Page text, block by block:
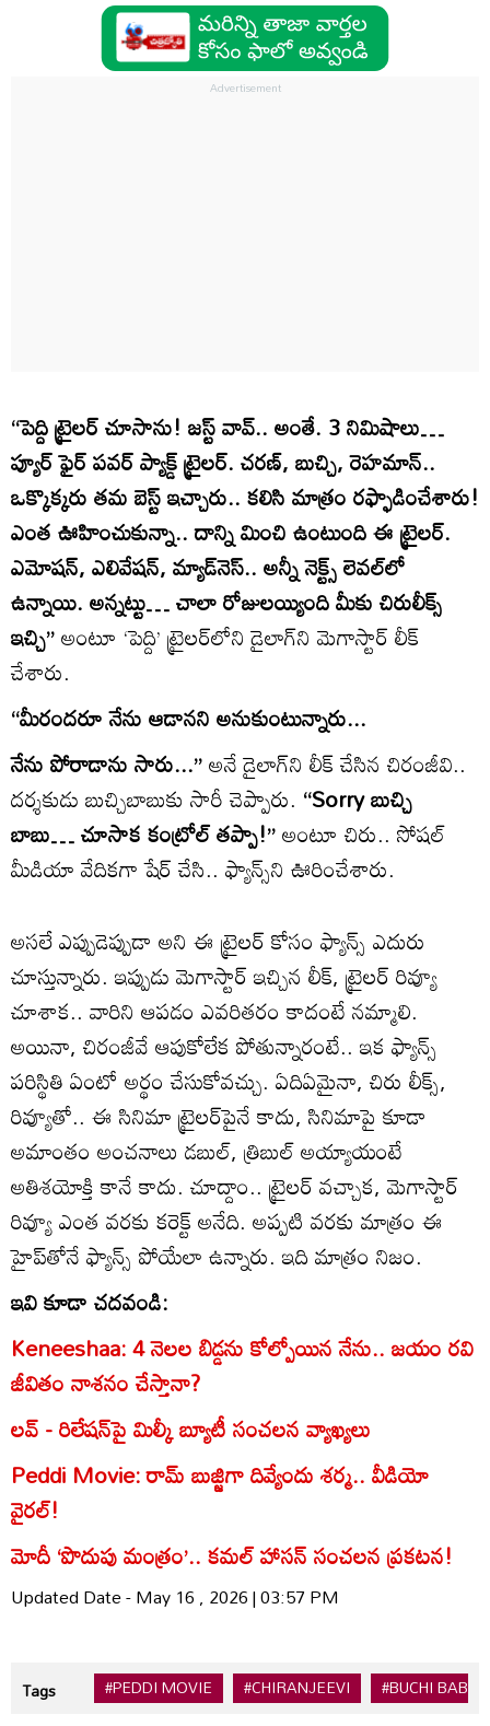
‘‘పెద్ది ట్రైలర్ చూసాను! జస్ట్ వావ్.. అంతే. 3 నిమిషాలు…
ప్యూర్ ఫైర్‌ పవర్ ప్యాక్డ్ ట్రైలర్. చరణ్, బుచ్చి, రెహమాన్..
ఒక్కొక్కరు తమ బెస్ట్ ఇచ్చారు.. కలిసి మాత్రం రఫ్ఫాడించేశారు!
ఎంత ఊహించుకున్నా.. దాన్ని మించి ఉంటుంది ఈ ట్రైలర్.
ఎమోషన్, ఎలివేషన్, మ్యాడ్‌నెస్.. అన్నీ నెక్ట్స్ లెవల్‌లో
ఉన్నాయి. అన్నట్టు… చాలా రోజులయ్యింది మీకు చిరులీక్స్
ఇచ్చి’’అంటూ ‘పెద్ది’ ట్రైలర్‌లోని డైలాగ్‌ని మెగాస్టార్ లీక్
చేశారు.
‘‘మీరందరూ నేను ఆడానని అనుకుంటున్నారు...
నేను పోరాడాను సారు...’’అనే డైలాగ్‌ని లీక్ చేసిన చిరంజీవి..
దర్శకుడు బుచ్చిబాబుకు సారీ చెప్పారు. ‘‘Sorry బుచ్చి
బాబు… చూసాక కంట్రోల్ తప్పా!’’అంటూ చిరు.. సోషల్
మీడియా వేదికగా షేర్ చేసి.. ఫ్యాన్స్‌ని ఊరించేశారు.
అసలే ఎప్పుడెప్పుడా అని ఈ ట్రైలర్ కోసం ఫ్యాన్స్ ఎదురు
చూస్తున్నారు. ఇప్పుడు మెగాస్టార్ ఇచ్చిన లీక్, ట్రైలర్ రివ్యూ
చూశాక.. వారిని ఆపడం ఎవరితరం కాదంటే నమ్మాలి.
అయినా, చిరంజీవే ఆపుకోలేక పోతున్నారంటే.. ఇక ఫ్యాన్స్
పరిస్థితి ఏంటో అర్థం చేసుకోవచ్చు. ఏదిఏమైనా, చిరు లీక్స్,
రివ్యూతో.. ఈ సినిమా ట్రైలర్‌పైనే కాదు, సినిమాపై కూడా
అమాంతం అంచనాలు డబుల్, త్రిబుల్ అయ్యాయంటే
అతిశయోక్తి కానే కాదు. చూద్దాం.. ట్రైలర్ వచ్చాక, మెగాస్టార్
రివ్యూ ఎంత వరకు కరెక్ట్ అనేది. అప్పటి వరకు మాత్రం ఈ
హైప్‌తోనే ఫ్యాన్స్ పోయేలా ఉన్నారు. ఇది మాత్రం నిజం.
ఇవి కూడా చదవండి:
Keneeshaa: 4 నెలల బిడ్డను కోల్పోయిన నేను.. జయం రవి
జీవితం నాశనం చేస్తానా?
లవ్‌ - రిలేషన్‌‌పై మిల్కీ బ్యూటీ సంచలన వ్యాఖ్యలు
Peddi Movie: రామ్ బుజ్జిగా దివ్యేందు శర్మ.. వీడియో
వైరల్!
మోదీ ‘పొదుపు మంత్రం’.. కమల్ హాసన్ సంచలన ప్రకటన!
Updated Date - May 16 , 2026 | 03:57 PM
Tags #PEDDI MOVIE #CHIRANJEEVI #BUCHI BABU